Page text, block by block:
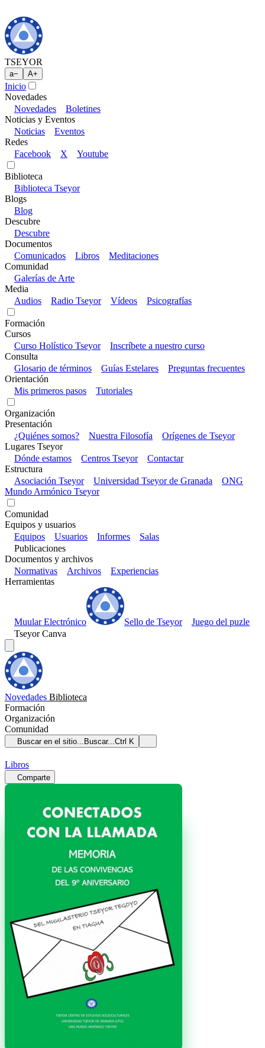
TSEYOR
a− A+
Inicio
Novedades
Novedades
Boletines
Noticias y Eventos
Noticias
Eventos
Redes
Facebook
X Youtube
Biblioteca
Biblioteca Tseyor
Blogs
Blog
Descubre
Descubre
Documentos
Comunicados
Libros
Meditaciones
Comunidad
Galerías de Arte
Media
Audios
Radio Tseyor Vídeos Psicografías
Formación
Cursos
Curso Holístico Tseyor
Inscríbete a nuestro curso
Consulta
Glosario de términos
Guías Estelares
Preguntas frecuentes
Orientación
Mis primeros pasos
Tutoriales
Organización
Presentación
¿Quiénes somos?
Nuestra Filosofía
Orígenes de Tseyor
Lugares Tseyor
Dónde estamos
Centros Tseyor
Contactar
Estructura
Asociación Tseyor
Universidad Tseyor de Granada
ONG
Mundo Armónico Tseyor
Comunidad
Equipos y usuarios
Equipos
Usuarios Informes
Salas
Publicaciones
Documentos y archivos
Normativas
Archivos
Experiencias
Herramientas
Muular Electrónico Sello de Tseyor
Juego del puzle
Tseyor Canva
Novedades Biblioteca
Formación
Organización
Comunidad
Buscar en el sitio... Buscar...Ctrl K
Libros
Comparte